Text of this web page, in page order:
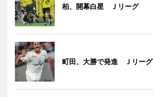
柏、開幕白星 Ｊリーグ
町田、大勝で発進 Ｊリーグ